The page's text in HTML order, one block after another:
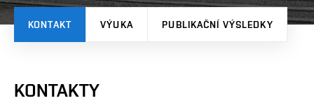
KONTAKT VÝUKA PUBLIKAČNÍ VÝSLEDKY
KONTAKTY